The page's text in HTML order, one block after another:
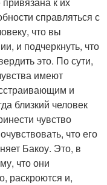
справляться с
что вы
и подчеркнуть, что
это. По сути,
имеют
и
близкий человек
чувство
что его
Бакоу. Это, в
что они
раскроются и,